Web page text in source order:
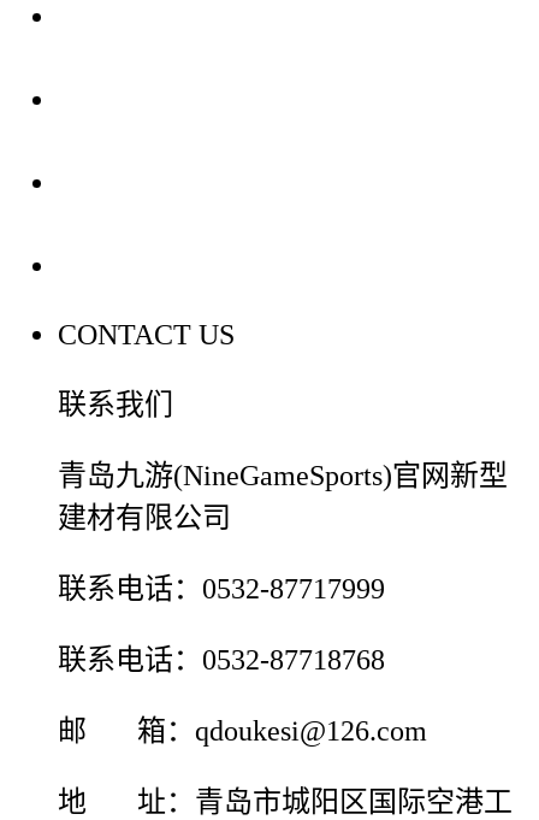
CONTACT US
联系我们
青岛九游(NineGameSports)官网新型
建材有限公司
联系电话：0532-87717999
联系电话：0532-87718768
邮 箱：qdoukesi@126.com
地 址：青岛市城阳区国际空港工